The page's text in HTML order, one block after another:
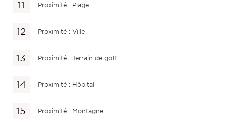
Proximité : Plage
Proximité : Ville
Proximité : Terrain de golf
Proximité : Hôpital
Proximité : Montagne